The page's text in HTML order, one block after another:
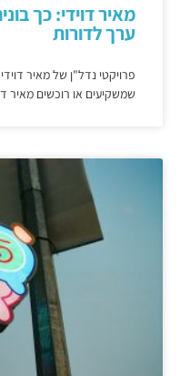
מאיר דוידי: כך
ערך לדורות
שמשקיעים או רוכשים מאיר